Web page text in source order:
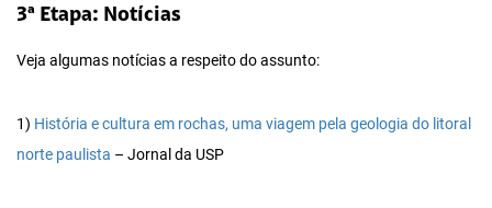
3ª Etapa: Notícias
Veja algumas notícias a respeito do assunto:
1) História e cultura em rochas, uma viagem pela geologia do litoral
norte paulista – Jornal da USP